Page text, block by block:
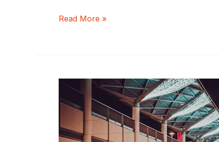
Read More »
Sistema
de